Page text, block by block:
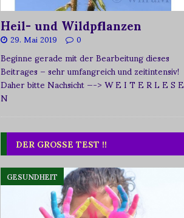
Heil- und Wildpflanzen
29. Mai 2019 0
Beginne gerade mit der Bearbeitung dieses
Beitrages – sehr umfangreich und zeitintensiv!
Daher bitte Nachsicht—-> W E I T E R L E S E
N
DER GROSSE TEST !!
GESUNDHEIT